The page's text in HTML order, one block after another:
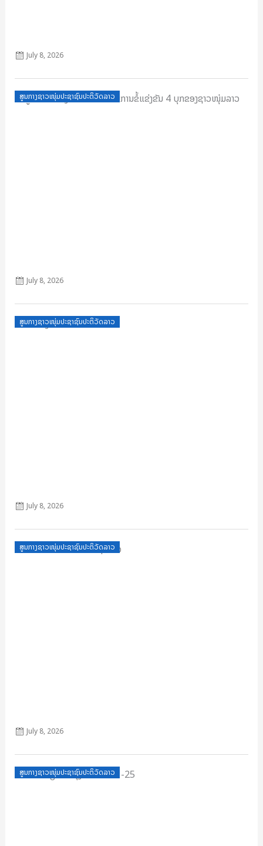
July 8, 2026
ສູນກາງຊາວໜຸ່ມປະຊາຊົນປະຕິວັດລາວ
Posted
on
July 8, 2026
ສູນກາງຊາວໜຸ່ມປະຊາຊົນປະຕິວັດລາວ
Posted
on
July 8, 2026
ສູນກາງຊາວໜຸ່ມປະຊາຊົນປະຕິວັດລາວ
Posted
on
July 8, 2026
ສູນກາງຊາວໜຸ່ມປະຊາຊົນປະຕິວັດລາວ
Posted
on